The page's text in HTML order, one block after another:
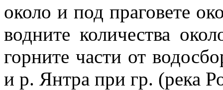
около и под праговете
водните количества
горните части от
и р. Янтра при гр. (река